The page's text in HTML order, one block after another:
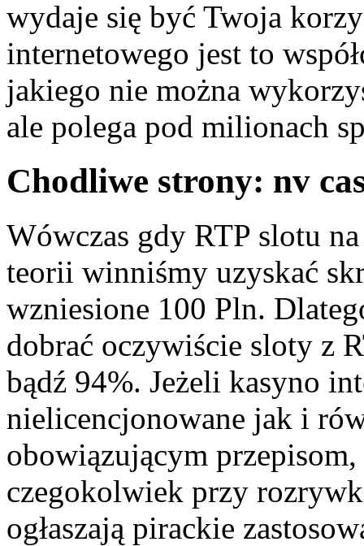
wydaje się być Twoja
internetowego jest to
jakiego nie można
ale polega pod milionach
Chodliwe strony: nv
Wówczas gdy RTP slotu
teorii winniśmy uzyskać
wzniesione 100 Pln.
dobrać oczywiście sloty z
bądź 94%. Jeżeli kasyno
nielicencjonowane jak i
obowiązującym
czegokolwiek przy
ogłaszają pirackie